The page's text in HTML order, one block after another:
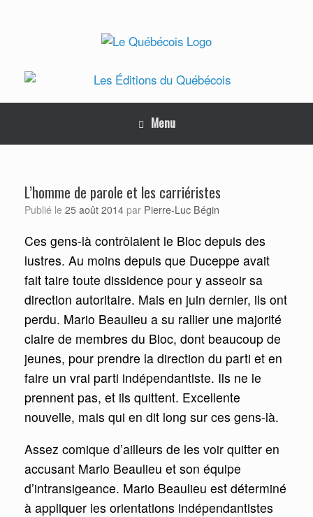
Menu
L’homme de parole et les carriéristes
Publié le 25 août 2014 par Pierre-Luc Bégin
Ces gens-là contrôlaient le Bloc depuis des
lustres. Au moins depuis que Duceppe avait
fait taire toute dissidence pour y asseoir sa
direction autoritaire. Mais en juin dernier, ils ont
perdu. Mario Beaulieu a su rallier une majorité
claire de membres du Bloc, dont beaucoup de
jeunes, pour prendre la direction du parti et en
faire un vrai parti indépendantiste. Ils ne le
prennent pas, et ils quittent. Excellente
nouvelle, mais qui en dit long sur ces gens-là.
Assez comique d’ailleurs de les voir quitter en
accusant Mario Beaulieu et son équipe
d’intransigeance. Mario Beaulieu est déterminé
à appliquer les orientations indépendantistes